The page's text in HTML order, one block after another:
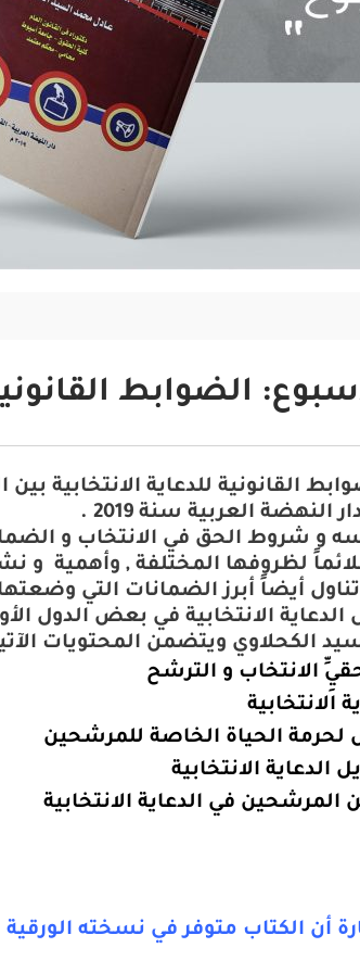
الضوابط
القانونية للدعاية الانتخابية
النهضة العربية سنة 2019
.
و شروط الحق في الانتخاب و
اً لظروفها المختلفة , وأهمية و
أيضاً أبرز الضمانات التي
الانتخابية في بعض الدول
الكحلاوي ويتضمن المحتويات
الانتخاب و الترشح
الانتخابية
لحرمة الحياة الخاصة للمرشحين
الدعاية الانتخابية
المرشحين في الدعاية الانتخابية
أن الكتاب متوفر في نسخته